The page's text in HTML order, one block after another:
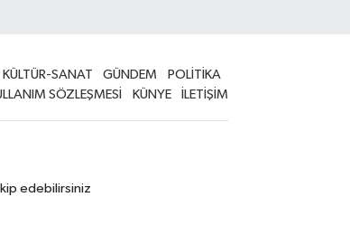
KÜLTÜR-SANAT GÜNDEM
POLİTİKA
SÖZLEŞMESİ KÜNYE İLETİŞİM
edebilirsiniz